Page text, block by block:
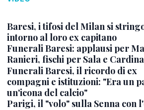
Baresi, i tifosi del Milan si
intorno al loro ex capitano
Funerali Baresi: applausi per
Ranieri, fischi per Sala e
Funerali Baresi, il ricordo di ex
compagni e istituzioni: "Era un
un'icona del calcio"
Parigi, il "volo" sulla Senna con